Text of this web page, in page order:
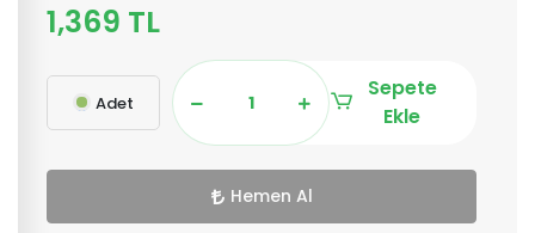
1,369 TL
Adet
Sepete
Ekle
Hemen Al